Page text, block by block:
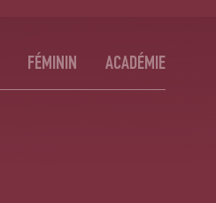
FÉMININ ACADÉMIE